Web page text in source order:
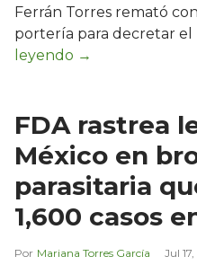
Ferrán Torres remató
portería para decretar el
FDA rastrea
México en
parasitaria
1,600 casos
Mariana Torres García Jul